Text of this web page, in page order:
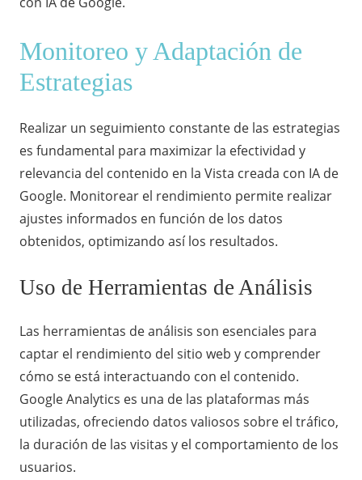
Monitoreo y Adaptación de
Estrategias
Realizar un seguimiento constante de las estrategias
es fundamental para maximizar la efectividad y
relevancia del contenido en la Vista creada con IA de
Google. Monitorear el rendimiento permite realizar
ajustes informados en función de los datos
obtenidos, optimizando así los resultados.
Uso de Herramientas de Análisis
Las herramientas de análisis son esenciales para
captar el rendimiento del sitio web y comprender
cómo se está interactuando con el contenido.
Google Analytics es una de las plataformas más
utilizadas, ofreciendo datos valiosos sobre el tráfico,
la duración de las visitas y el comportamiento de los
usuarios.